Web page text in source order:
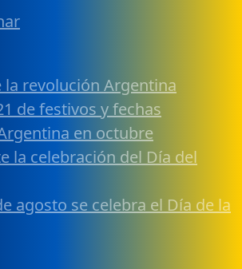
la revolución Argentina
de festivos y fechas
en octubre
la celebración del Día del
agosto se celebra el Día de la